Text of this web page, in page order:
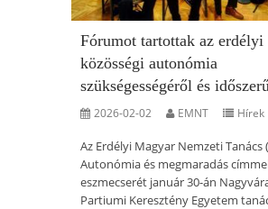
Fórumot tartottak az erdélyi
közösségi autonómia
szükségességéről és
2026-02-02 EMNT Hírek
Az Erdélyi Magyar Nemzeti Tanács
Autonómia és megmaradás
eszmecserét január 30-án
Partiumi Keresztény Egyetem